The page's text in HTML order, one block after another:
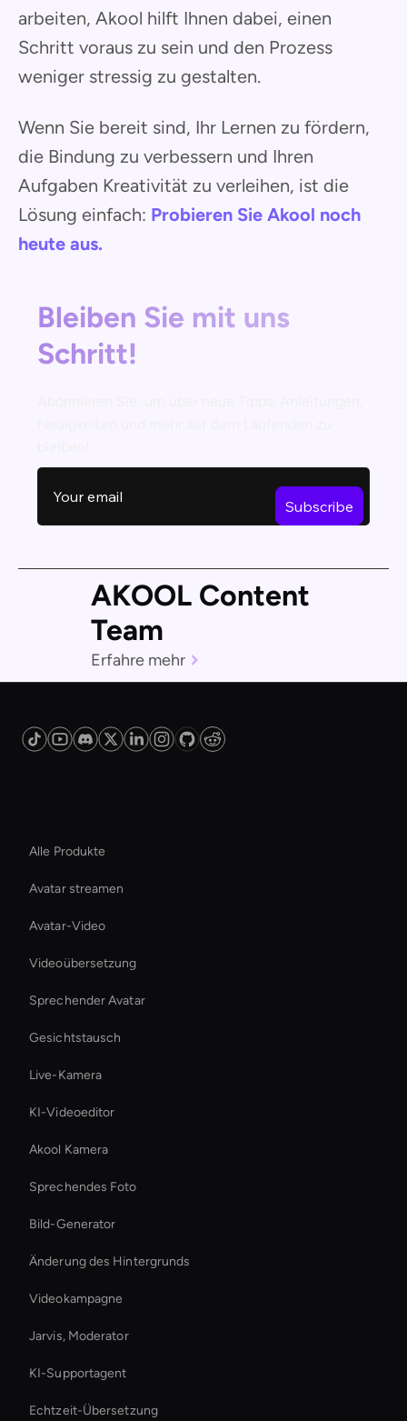
arbeiten, Akool hilft Ihnen dabei, einen
Schritt voraus zu sein und den Prozess
weniger stressig zu gestalten.
Wenn Sie bereit sind, Ihr Lernen zu fördern,
die Bindung zu verbessern und Ihren
Aufgaben Kreativität zu verleihen, ist die
Lösung einfach: Probieren Sie Akool noch
heute aus.
Bleiben Sie mit uns
Schritt!
AKOOL Content
Team
Erfahre mehr
Alle Produkte
Avatar streamen
Avatar-Video
Videoübersetzung
Sprechender Avatar
Gesichtstausch
Live-Kamera
KI-Videoeditor
Akool Kamera
Sprechendes Foto
Bild-Generator
Änderung des Hintergrunds
Videokampagne
Jarvis, Moderator
KI-Supportagent
Echtzeit-Übersetzung